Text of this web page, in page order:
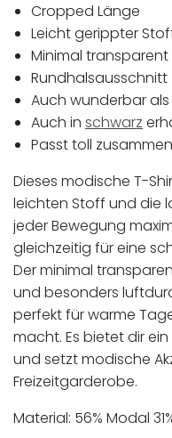
Cropped Länge
Leicht gerippter
Minimal transparent
Rundhalsausschnitt
Auch wunderbar
Auch in schwarz
Passt toll
Dieses modische T-
leichten Stoff und die
jeder Bewegung
gleichzeitig für eine
Der minimal
und besonders
perfekt für warme
macht. Es bietet dir
und setzt modische
Freizeitgarderobe.
Material: 56% Modal